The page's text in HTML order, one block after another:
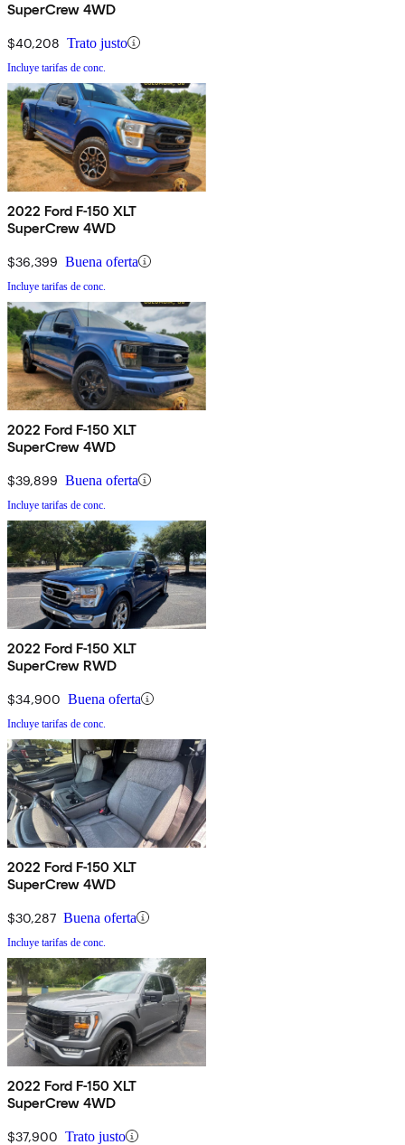
SuperCrew 4WD
$40,208 Trato justo
Incluye tarifas de conc.
2022 Ford F-150 XLT
SuperCrew 4WD
$36,399 Buena oferta
Incluye tarifas de conc.
2022 Ford F-150 XLT
SuperCrew 4WD
$39,899 Buena oferta
Incluye tarifas de conc.
2022 Ford F-150 XLT
SuperCrew RWD
$34,900 Buena oferta
Incluye tarifas de conc.
2022 Ford F-150 XLT
SuperCrew 4WD
$30,287 Buena oferta
Incluye tarifas de conc.
2022 Ford F-150 XLT
SuperCrew 4WD
$37,900 Trato justo